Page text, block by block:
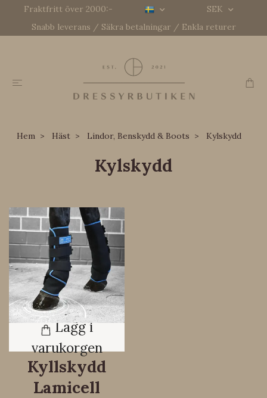
Fraktfritt över 2000:-
SEK
Snabb leverans / Säkra betalningar / Enkla returer
Hem Häst Lindor, Benskydd & Boots Kylskydd
Kylskydd
Lägg i
varukorgen
Kyllskydd
Lamicell